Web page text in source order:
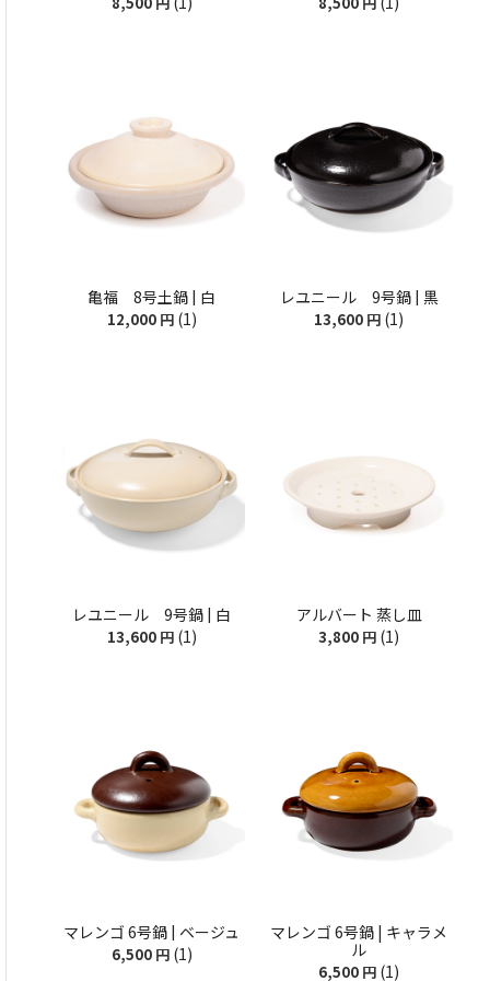
亀福 8号土鍋 | 白
12,000 円 (1)
レユニール 9号鍋 | 黒
13,600 円 (1)
レユニール 9号鍋 | 白
13,600 円 (1)
アルバート 蒸し皿
3,800 円 (1)
マレンゴ 6号鍋 | ベージュ
6,500 円 (1)
マレンゴ 6号鍋 | キャラメ
ル
6,500 円 (1)